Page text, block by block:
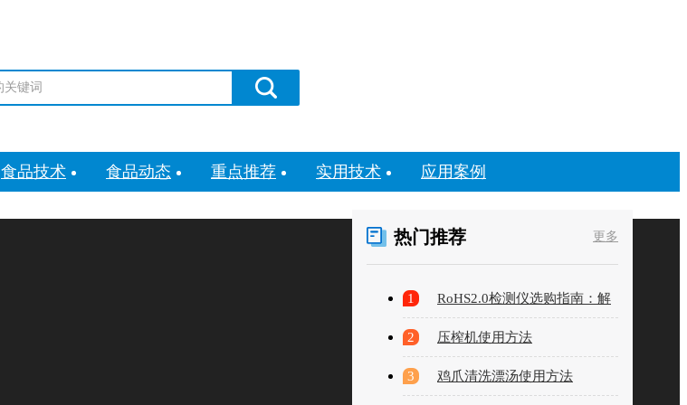
食品技术 食品动态 重点推荐 实用技术 应用案例
热门推荐 更多
1 RoHS2.0检测仪选购指南：解
读一台仪器的“好用”标准
2 压榨机使用方法
3 鸡爪清洗漂汤使用方法